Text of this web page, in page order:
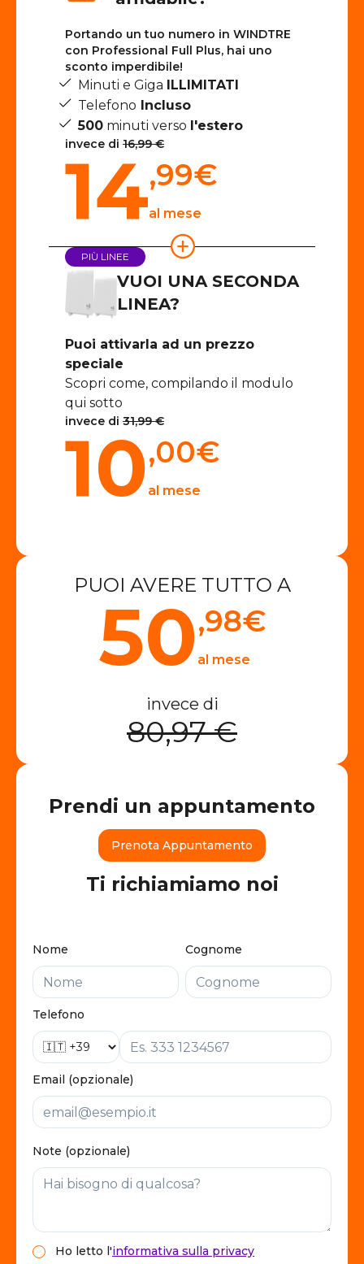
Portando un tuo numero in WINDTRE
con Professional Full Plus, hai uno
sconto imperdibile!
Minuti e Giga ILLIMITATI
Telefono Incluso
500 minuti verso l'estero
invece di 16,99 €
14,99€
al mese
PIÙ LINEE
VUOI UNA SECONDA
LINEA?
Puoi attivarla ad un prezzo
speciale
Scopri come, compilando il modulo
qui sotto
invece di 31,99 €
10,00€
al mese
PUOI AVERE TUTTO A
50,98€
al mese
invece di
80,97 €
Prendi un appuntamento
Prenota Appuntamento
Ti richiamiamo noi
Nome Cognome
Telefono
Email (opzionale)
Note (opzionale)
Ho letto l'informativa sulla privacy